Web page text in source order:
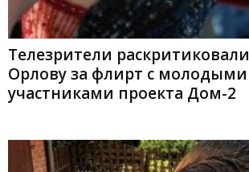
Телезрители
Орлову за флирт с молодыми
участниками проекта Дом-2